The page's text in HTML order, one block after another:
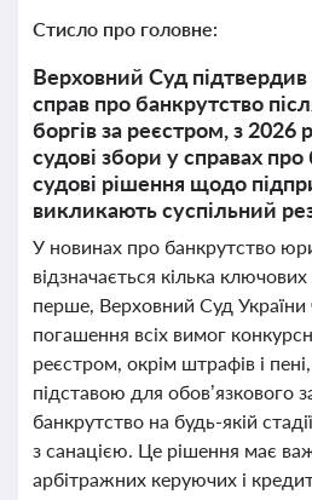
Стисло про головне:
Верховний Суд підтвердив
справ про банкрутство
боргів за реєстром, з 2026
судові збори у справах про
судові рішення щодо
викликають суспільний
У новинах про банкрутство
відзначається кілька
перше, Верховний Суд України
погашення всіх вимог
реєстром, окрім штрафів і
підставою для обов’язкового
банкрутство на будь-якій
з санацією. Це рішення має
арбітражних керуючих і